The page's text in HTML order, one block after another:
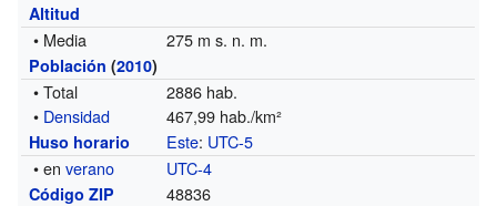
Altitud
• Media 275 m s. n. m.
Población (2010)
• Total
2886 hab.
• Densidad 467,99 hab./km²
Huso horario Este: UTC-5
• enverano UTC-4
Código ZIP 48836